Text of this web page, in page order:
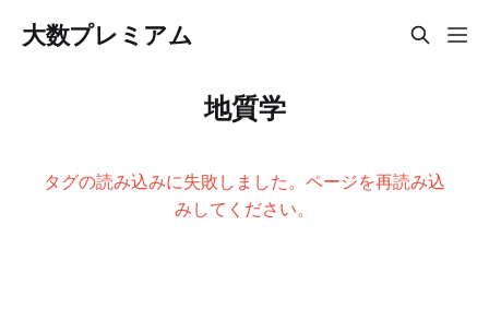
大数プレミアム
地質学
タグの読み込みに失敗しました。ページを再読み込
みしてください。